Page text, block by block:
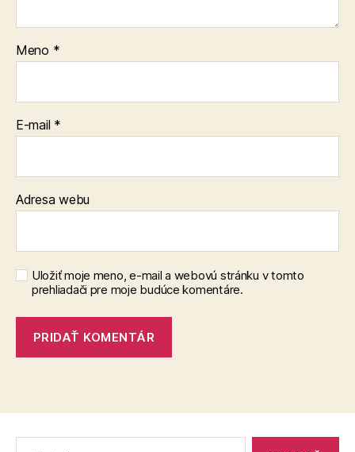
Meno *
E-mail *
Adresa webu
Uložiť moje meno, e-mail a webovú stránku v tomto
prehliadači pre moje budúce komentáre.